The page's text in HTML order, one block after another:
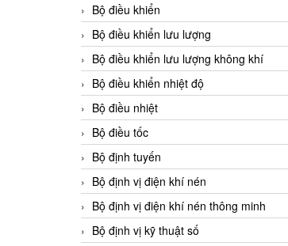
Bộ điều khiển
Bộ điều khiển lưu lượng
Bộ điều khiển lưu lượng không khí
Bộ điều khiển nhiệt độ
Bộ điều nhiệt
Bộ điều tốc
Bộ định tuyến
Bộ định vị điện khí nén
Bộ định vị điện khí nén thông minh
Bộ định vị kỹ thuật số